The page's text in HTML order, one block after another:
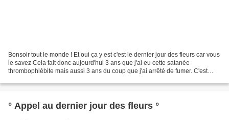
Bonsoir tout le monde ! Et oui ça y est c'est le dernier jour des fleurs car vous
le savez Cela fait donc aujourd'hui 3 ans que j'ai eu cette satanée
thrombophlébite mais aussi 3 ans du coup que j'ai arrêté de fumer. C'est
° Appel au dernier jour des fleurs °